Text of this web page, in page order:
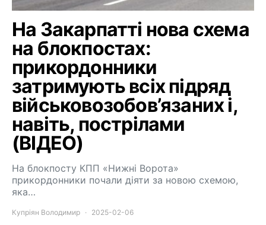
На Закарпатті нова схема
на блокпостах:
прикордонники
затримують всіх підряд
військовозобов’язаних і,
навіть, пострілами
(ВІДЕО)
На блокпосту КПП «Нижні Ворота»
прикордонники почали діяти за новою схемою,
яка…
Купріян Володимир 2025-02-06